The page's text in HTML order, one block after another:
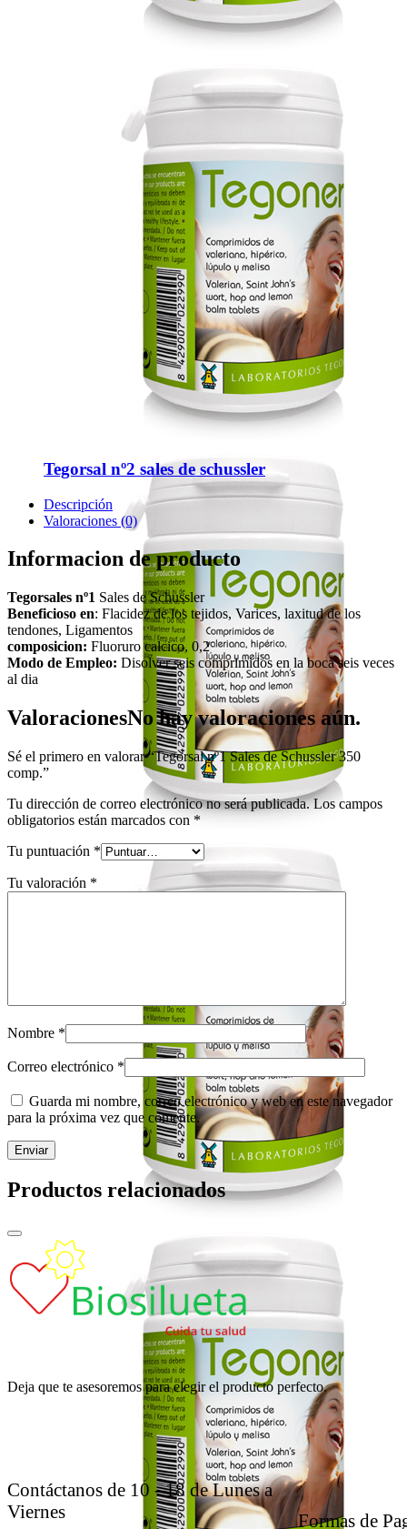
Tegorsal nº2 sales de schussler
Descripción
Valoraciones (0)
Informacion de producto
Tegorsales nº1 Sales de Schussler
Beneficioso en: Flacidez de los tejidos, Varices, laxitud de los
tendones, Ligamentos
composicion: Fluoruro calcico, 0,2
Modo de Empleo: Disolver seis comprimidos en la boca seis veces
al dia
ValoracionesNo hay valoraciones aún.
Sé el primero en valorar “Tegorsal nº1 Sales de Schussler 350
comp.”
Tu dirección de correo electrónico no será publicada. Los campos
obligatorios están marcados con *
Tu puntuación *
Tu valoración *
Nombre *
Correo electrónico *
Guarda mi nombre, correo electrónico y web en este navegador
para la próxima vez que comente.
Productos relacionados
Deja que te asesoremos para elegir el producto perfecto.
Contáctanos de 10 - 18 de Lunes a
Viernes
Formas de